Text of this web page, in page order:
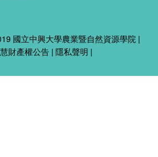
國立中興大學農業暨自然資源學院 |
財產權公告 | 隱私聲明 |